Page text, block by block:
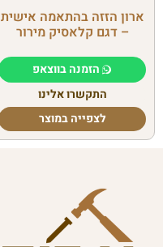
ארון הזזה בהתאמה אישית
– דגם קלאסיק מירור
הזמנה בווצאפ
התקשרו אלינו
לצפייה במוצר